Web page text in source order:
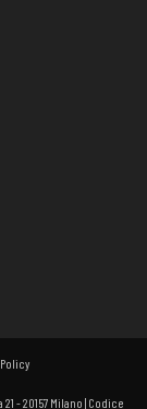
- 20157 Milano | Codice